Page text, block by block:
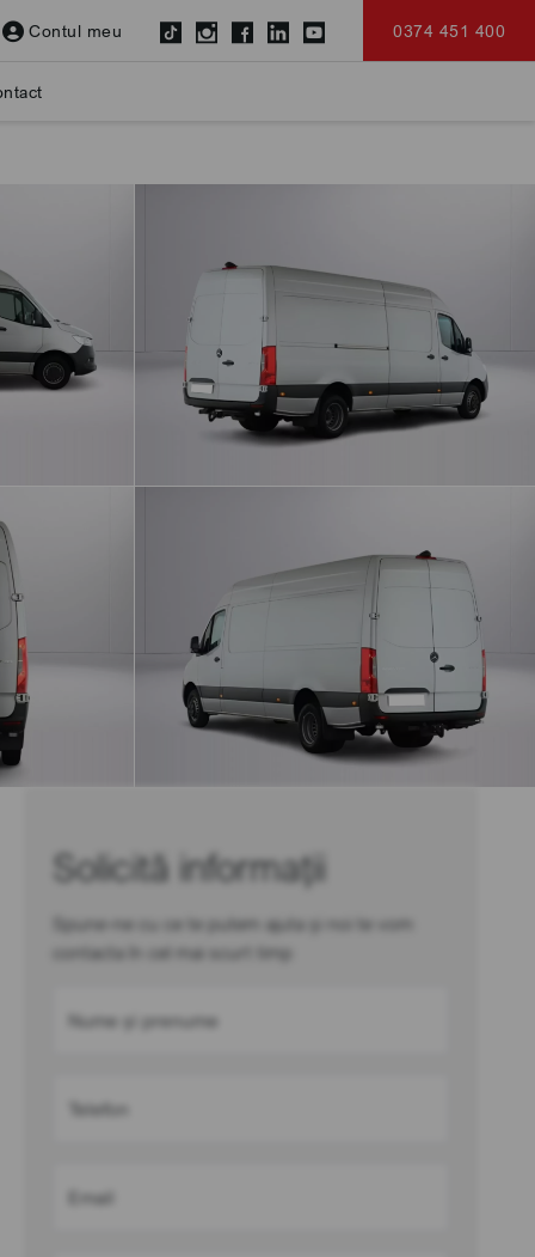
Contul meu 0374 451 400
Solicită informații
Spune-ne cu ce te putem ajuta și noi te vom
contacta în cel mai scurt timp
Nume și prenume
Telefon
Email